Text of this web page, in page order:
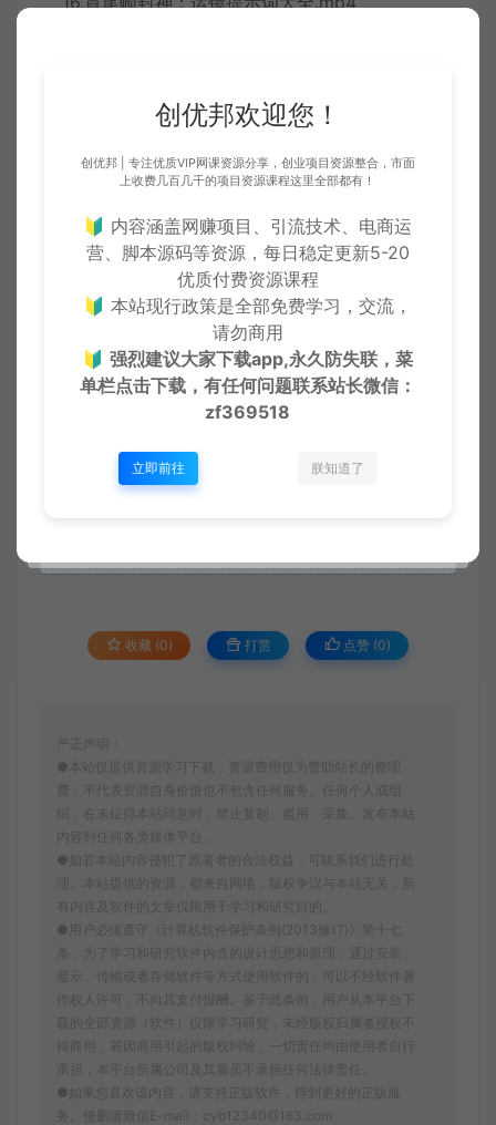
18.丝滑转场：场景衔接实战技巧.mp4
19.豆包剧本人物三视图场景图实操.mp4
收藏 (0) 打赏 点赞 (0)
严正声明：
●本站仅提供资源学习下载，资源费用仅为赞助站长的整理
费，不代表资源自身价值也不包含任何服务。任何个人或组
织，在未征得本站同意时，禁止复制、盗用、采集、发布本站
内容到任何各类媒体平台。
●如若本站内容侵犯了原著者的合法权益，可联系我们进行处
理。本站提供的资源，都来自网络，版权争议与本站无关，所
有内容及软件的文章仅限用于学习和研究目的。
●用户必须遵守《计算机软件保护条例(2013修订)》第十七
条：为了学习和研究软件内含的设计思想和原理，通过安装、
显示、传输或者存储软件等方式使用软件的，可以不经软件著
作权人许可，不向其支付报酬。鉴于此条例，用户从本平台下
载的全部资源（软件）仅限学习研究，未经版权归属者授权不
得商用，若因商用引起的版权纠纷，一切责任均由使用者自行
承担，本平台所属公司及其雇员不承担任何法律责任。
●如果您喜欢该内容，请支持正版软件，得到更好的正版服
务。侵删请致信E-mail：cyb12340@163.com
创优邦欢迎您！
创优邦 | 专注优质VIP网课资源分享，创业项目资源整合，市面
上收费几百几千的项目资源课程这里全部都有！
🔰 内容涵盖网赚项目、引流技术、电商运
营、脚本源码等资源，每日稳定更新5-20
优质付费资源课程
🔰 本站现行政策是全部免费学习，交流，
请勿商用
🔰强烈建议大家下载app,永久防失联，菜
单栏点击下载，有任何问题联系站长微信：
zf369518
立即前往 朕知道了